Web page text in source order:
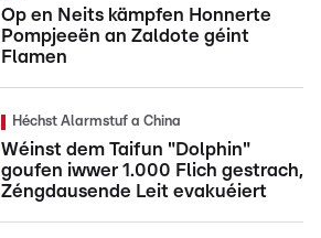
Op en Neits kämpfen Honnerte
Pompjeeën an Zaldote géint
Flamen
Héchst Alarmstuf a China
Wéinst dem Taifun "Dolphin"
goufen iwwer 1.000 Flich gestrach,
Zéngdausende Leit evakuéiert